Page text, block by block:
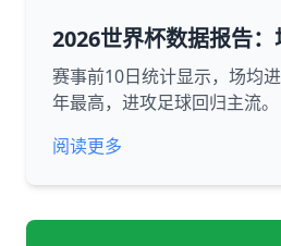
2026世界杯数据报告
赛事前10日统计显示，场均
年最高，进攻足球回归主流。
阅读更多